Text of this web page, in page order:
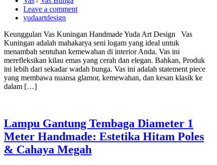
Leave a comment
yudaartdesign
Keunggulan Vas Kuningan Handmade Yuda Art Design Vas
Kuningan adalah mahakarya seni logam yang ideal untuk
menambah sentuhan kemewahan di interior Anda. Vas ini
merefleksikan kilau emas yang cerah dan elegan. Bahkan, Produk
ini lebih dari sekadar wadah bunga. Vas ini adalah statement piece
yang membawa nuansa glamor, kemewahan, dan kesan klasik ke
dalam […]
Lampu Gantung Tembaga Diameter 1
Meter Handmade: Estetika Hitam Poles
& Cahaya Megah